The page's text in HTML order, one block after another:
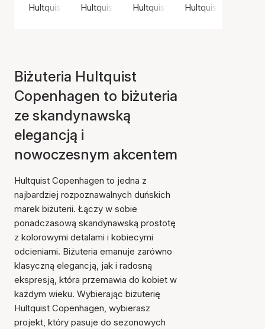
Hultquist CopenhagenHultquist CopenhagenHultquist Copenhagen
Hultquist
Biżuteria Hultquist
Copenhagen to biżuteria
ze skandynawską
elegancją i
nowoczesnym akcentem
Hultquist Copenhagen to jedna z
najbardziej rozpoznawalnych duńskich
marek biżuterii. Łączy w sobie
ponadczasową skandynawską prostotę
z kolorowymi detalami i kobiecymi
odcieniami. Biżuteria emanuje zarówno
klasyczną elegancją, jak i radosną
ekspresją, która przemawia do kobiet w
każdym wieku. Wybierając biżuterię
Hultquist Copenhagen, wybierasz
projekt, który pasuje do sezonowych